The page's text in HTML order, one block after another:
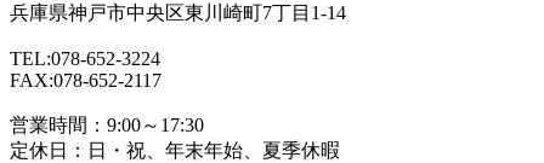
兵庫県神戸市中央区東川崎町7丁目1-14
TEL:078-652-3224
FAX:078-652-2117
営業時間：9:00～17:30
定休日：日・祝、年末年始、夏季休暇